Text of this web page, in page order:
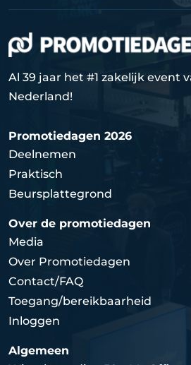
Al 39 jaar het #1 zakelijk event
Nederland!
Promotiedagen 2026
Deelnemen
Praktisch
Beursplattegrond
Over de promotiedagen
Media
Over Promotiedagen
Contact/FAQ
Toegang/bereikbaarheid
Inloggen
Algemeen